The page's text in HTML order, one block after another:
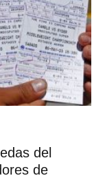
del
de